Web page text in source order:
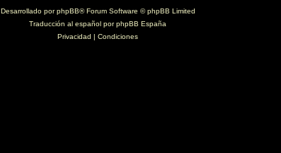
Desarrollado porphpBB® Forum Software © phpBB Limited
Traducción al español porphpBB España
Privacidad | Condiciones